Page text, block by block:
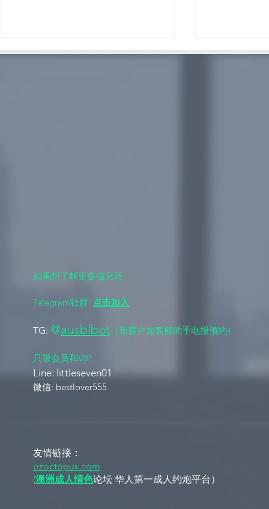
如果想了解更多信息请
Telegram社群: 点击加入
TG: @ausblbot （新客户加客服助手电报预约）
​只限会员和VIP:
Line: littleseven01 ​​
​​微信: bestlover555
友情链接：
ozoctopus.com
(澳洲成人情色论坛 华人第一成人约炮平台）